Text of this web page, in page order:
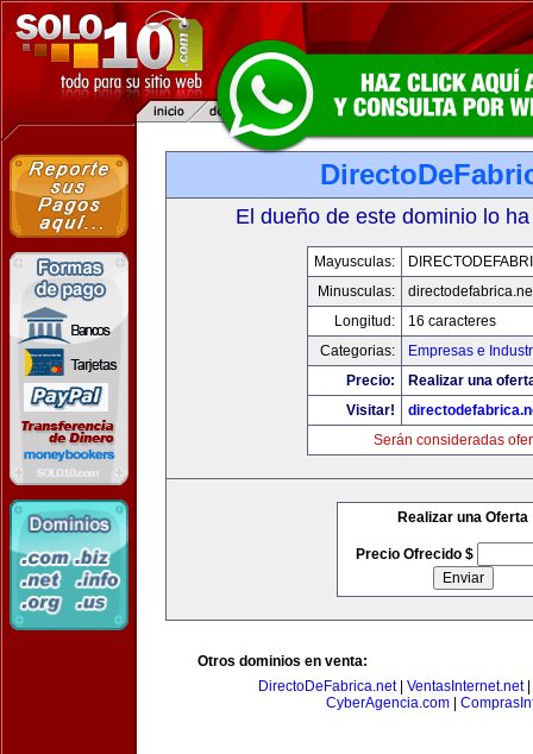
El dueño de este dominio lo
Mayusculas:
Minusculas:
Longitud:
16 caracteres
Categorias:
Empresas e
Precio:
Realizar una
Visitar!
Serán consideradas
Realizar una Oferta
Precio Ofrecido $
Otros dominios en venta:
DirectoDeFabrica.net| VentasInternet.net|
CyberAgencia.com